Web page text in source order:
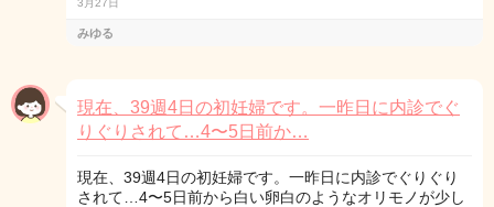
3月27日
みゆる
現在、39週4日の初妊婦です。一昨日に内診でぐ
りぐりされて…4〜5日前か…
現在、39週4日の初妊婦です。一昨日に内診でぐりぐり
されて…4〜5日前から白い卵白のようなオリモノが少し